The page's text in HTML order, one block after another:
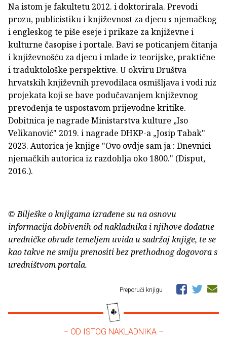
Na istom je fakultetu 2012. i doktorirala. Prevodi
prozu, publicistiku i književnost za djecu s njemačkog
i engleskog te piše eseje i prikaze za književne i
kulturne časopise i portale. Bavi se poticanjem čitanja
i književnošću za djecu i mlade iz teorijske, praktične
i traduktološke perspektive. U okviru Društva
hrvatskih književnih prevodilaca osmišljava i vodi niz
projekata koji se bave podučavanjem književnog
prevođenja te uspostavom prijevodne kritike.
Dobitnica je nagrade Ministarstva kulture „Iso
Velikanović" 2019. i nagrade DHKP-a „Josip Tabak"
2023. Autorica je knjige "Ovo ovdje sam ja : Dnevnici
njemačkih autorica iz razdoblja oko 1800." (Disput,
2016.).
© Bilješke o knjigama izrađene su na osnovu
informacija dobivenih od nakladnika i njihove dodatne
uredničke obrade temeljem uvida u sadržaj knjige, te se
kao takve ne smiju prenositi bez prethodnog dogovora s
uredništvom portala.
Preporuči knjigu
– OD ISTOG NAKLADNIKA –